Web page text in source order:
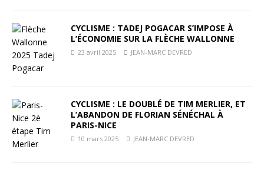
CYCLISME : TADEJ POGACAR S’IMPOSE À
L’ÉCONOMIE SUR LA FLÈCHE WALLONNE
23 avril 2025 JEAN-MARC DEVRED
CYCLISME : LE DOUBLÉ DE TIM MERLIER, ET
L’ABANDON DE FLORIAN SÉNÉCHAL À
PARIS-NICE
10 mars 2025 JEAN-MARC DEVRED